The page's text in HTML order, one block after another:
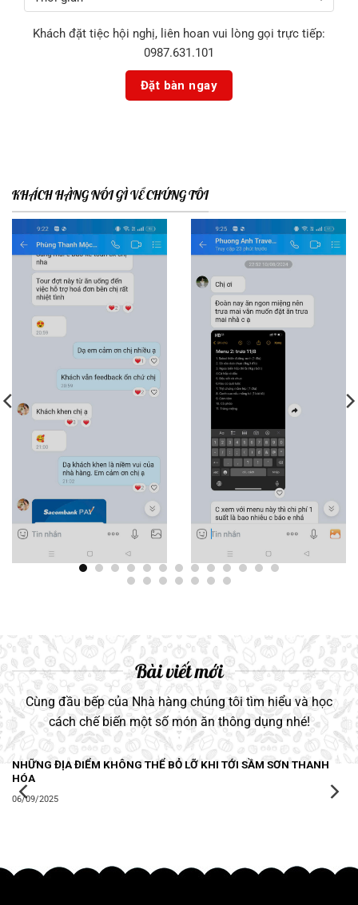
Khách đặt tiệc hội nghị, liên hoan vui lòng gọi trực tiếp:
0987.631.101
KHÁCH HÀNG NÓI GÌ VỀ CHÚNG TÔI
Bài viết mới
Cùng đầu bếp của Nhà hàng chúng tôi tìm hiểu và học
cách chế biến một số món ăn thông dụng nhé!
NHỮNG ĐỊA ĐIỂM KHÔNG THỂ BỎ LỠ KHI TỚI SẦM SƠN THANH
HÓA
06/09/2025